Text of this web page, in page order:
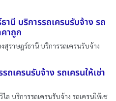
านี บริการรถเครนรับจ้าง รถ
คาถูก
สุราษฎร์ธานี บริการรถเครนรับจ้าง
ถเครนรับจ้าง รถเครนให้เช่า
ล บริการรถเครนรับจ้าง รถเครนให้เช